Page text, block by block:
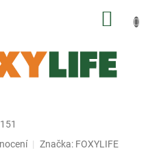
151
Značka: FOXYLIFE